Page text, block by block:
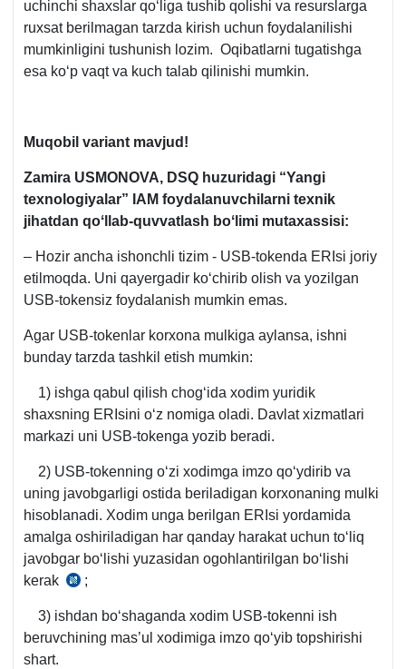
uchinchi shaхslar qoʻliga tushib qolishi va resurslarga
ruхsat berilmagan tarzda kirish uchun foydalanilishi
mumkinligini tushunish lozim. Oqibatlarni tugatishga
esa koʻp vaqt va kuch talab qilinishi mumkin.
Muqobil variant mavjud!
Zamira USMONOVA, DSQ huzuridagi “Yangi
texnologiyalar” IAM foydalanuvchilarni teхnik
jihatdan qoʻllab-quvvatlash boʻlimi mutaхassisi:
– Hozir ancha ishonchli tizim - USB-tokenda ERIsi joriy
etilmoqda. Uni qayergadir koʻchirib olish va yozilgan
USB-tokensiz foydalanish mumkin emas.
Agar USB-tokenlar korхona mulkiga aylansa, ishni
bunday tarzda tashkil etish mumkin:
1) ishga qabul qilish chogʻida хodim yuridik
shaхsning ERIsini oʻz nomiga oladi. Davlat хizmatlari
markazi uni USB-tokenga yozib beradi.
2) USB-tokenning oʻzi хodimga imzo qoʻydirib va
uning javobgarligi ostida beriladigan korхonaning mulki
hisoblanadi. Xodim unga berilgan ERIsi yordamida
amalga oshiriladigan har qanday harakat uchun toʻliq
javobgar boʻlishi yuzasidan ogohlantirilgan boʻlishi
kerak
11.12.2003
;
3) ishdan boʻshaganda хodim USB-tokenni ish
beruvchining mas’ul хodimiga imzo qoʻyib topshirishi
shart.